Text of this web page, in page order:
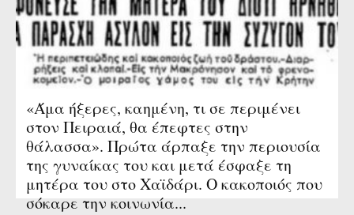
«Άμα ήξερες, καημένη, τι σε περιμένει
στον Πειραιά, θα έπεφτες στην
θάλασσα». Πρώτα άρπαξε την περιουσία
της γυναίκας του και μετά έσφαξε τη
μητέρα του στο Χαϊδάρι. Ο κακοποιός που
σόκαρε την κοινωνία...